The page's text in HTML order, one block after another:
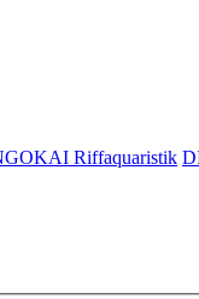
Riffaquaristik